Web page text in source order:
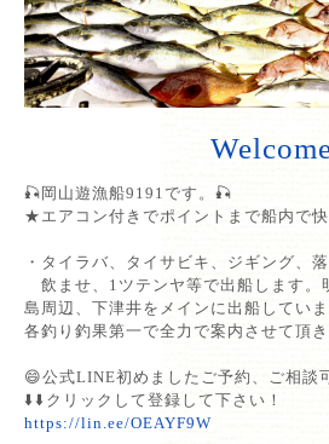
🎣岡山遊漁船9191です。🎣
★エアコン付きでポイントまで船内で
・タイラバ、タイサビキ、ジギング、
飲ませ、1ツテンヤ等で出船します。
島周辺、下津井をメインに出船していま
各釣り釣果第一で全力で案内させて頂
😄公式LINE初めましたご予約、ご相談
⬇️⬇️クリックして登録して下さい！
https://lin.ee/OEAYF9W